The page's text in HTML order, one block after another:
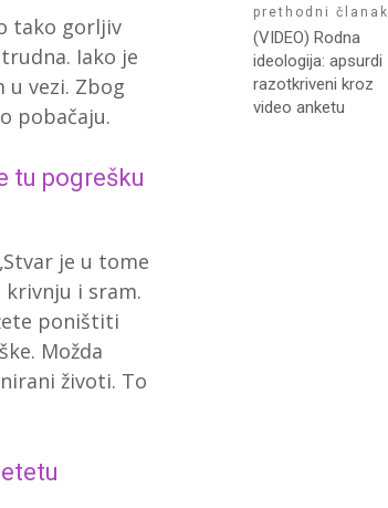
tako gorljiv
Iako je
u vezi. Zbog
pobačaju.
tu pogrešku
je u tome
i sram.
poništiti
Možda
životi. To
prethodni članak
(VIDEO) Rodna
ideologija: apsurdi
razotkriveni kroz
video anketu